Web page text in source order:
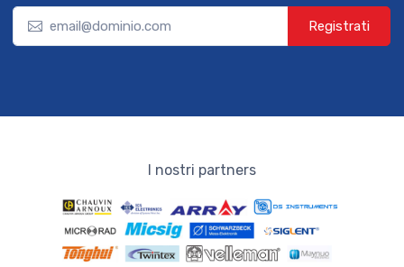
Registrati
I nostri partners